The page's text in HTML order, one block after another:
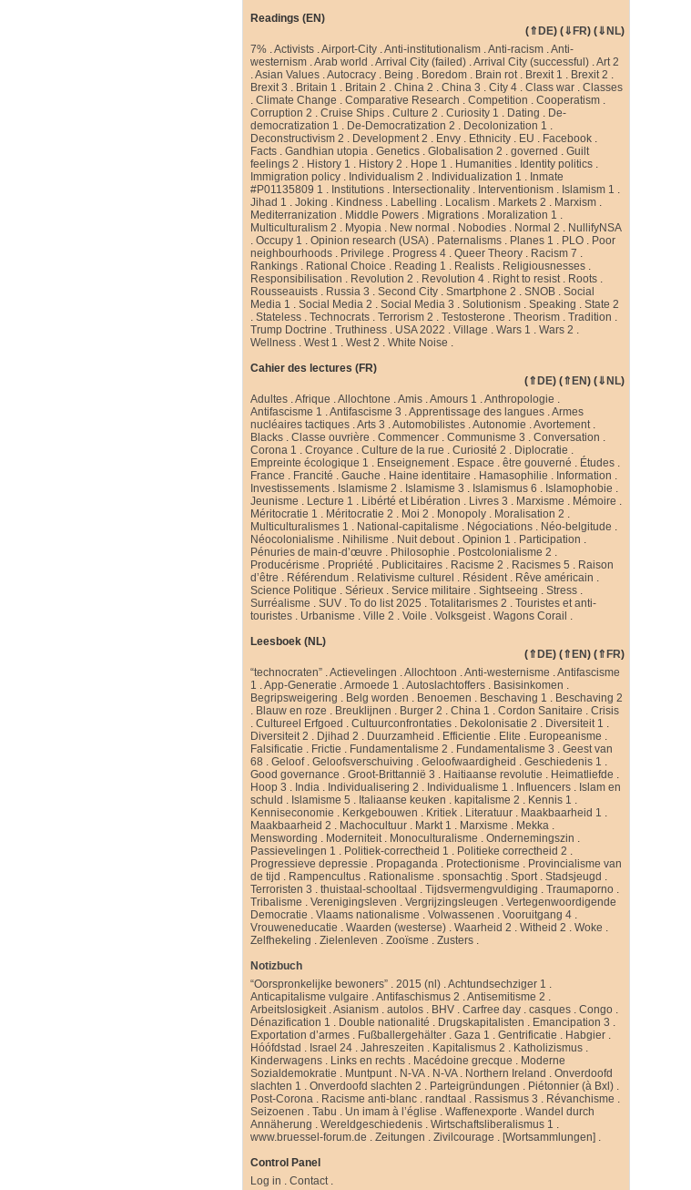
Readings (EN)
(⇑DE) (⇓FR) (⇓NL)
7% .Activists .Airport-City .Anti-institutionalism .Anti-racism .Anti-
westernism .Arab world .Arrival City (failed) .Arrival City (successful) .Art 2
.Asian Values .Autocracy . Being . Boredom . Brain rot. Brexit 1 . Brexit 2 .
Brexit 3 . Britain 1 . Britain 2 .China 2 .China 3 .City 4 .Class war .Classes
.Climate Change .Comparative Research .Competition .Cooperatism .
Corruption 2 .Cruise Ships .Culture 2 .Curiosity 1 . Dating . De-
democratization 1 . De-Democratization 2 . Decolonization 1 .
Deconstructivism 2 . Development 2 . Envy . Ethnicity . EU . Facebook .
Facts .Gandhian utopia .Genetics .Globalisation 2 .governed .Guilt
feelings 2 . History 1 . History 2 . Hope 1 . Humanities . Identity politics .
Immigration policy . Individualism 2 . Individualization 1 . Inmate
#P01135809 1 . Institutions . Intersectionality . Interventionism . Islamism 1 .
Jihad 1 .Joking . Kindness . Labelling . Localism . Markets 2 . Marxism .
Mediterranization . Middle Powers . Migrations . Moralization 1 .
Multiculturalism 2 . Myopia . New normal . Nobodies . Normal 2 . NullifyNSA
.Occupy 1 .Opinion research (USA) . Paternalisms . Planes 1 . PLO . Poor
neighbourhoods . Privilege . Progress 4 .Queer Theory . Racism 7 .
Rankings . Rational Choice . Reading 1 . Realists . Religiousnesses .
Responsibilisation . Revolution 2 . Revolution 4 . Right to resist. Roots .
Rousseauists . Russia 3 .Second City .Smartphone 2 .SNOB .Social
Media 1 .Social Media 2 .Social Media 3 .Solutionism .Speaking .State 2
.Stateless .Technocrats .Terrorism 2 .Testosterone .Theorism .Tradition .
Trump Doctrine .Truthiness . USA 2022 .Village .Wars 1 .Wars 2 .
Wellness .West 1 .West 2 .White Noise .
Cahier des lectures (FR)
(⇑DE) (⇑EN) (⇓NL)
Adultes .Afrique .Allochtone .Amis .Amours 1 .Anthropologie .
Antifascisme 1 .Antifascisme 3 .Apprentissage des langues .Armes
nucléaires tactiques .Arts 3 .Automobilistes .Autonomie .Avortement.
Blacks .Classe ouvrière .Commencer .Communisme 3 .Conversation .
Corona 1 .Croyance .Culture de la rue .Curiosité 2 . Diplocratie .
Empreinte écologique 1 . Enseignement. Espace .être gouverné . Études .
France . Francité .Gauche . Haine identitaire . Hamasophilie . Information .
Investissements . Islamisme 2 . Islamisme 3 . Islamismus 6 . Islamophobie .
Jeunisme . Lecture 1 . Libérté et Libération . Livres 3 . Marxisme . Mémoire .
Méritocratie 1 . Méritocratie 2 . Moi 2 . Monopoly . Moralisation 2 .
Multiculturalismes 1 . National-capitalisme . Négociations . Néo-belgitude .
Néocolonialisme . Nihilisme . Nuit debout.Opinion 1 . Participation .
Pénuries de main-d’œuvre . Philosophie . Postcolonialisme 2 .
Producérisme . Propriété . Publicitaires . Racisme 2 . Racismes 5 . Raison
d’être . Référendum . Relativisme culturel . Résident. Rêve américain .
Science Politique .Sérieux .Service militaire .Sightseeing .Stress .
Surréalisme .SUV .To do list 2025 .Totalitarismes 2 .Touristes et anti-
touristes . Urbanisme .Ville 2 .Voile .Volksgeist.Wagons Corail .
Leesboek (NL)
(⇑DE) (⇑EN) (⇑FR)
“technocraten” .Actievelingen .Allochtoon .Anti-westernisme .Antifascisme
1 .App-Generatie .Armoede 1 .Autoslachtoffers . Basisinkomen .
Begripsweigering . Belg worden . Benoemen . Beschaving 1 . Beschaving 2
. Blauw en roze . Breuklijnen . Burger 2 .China 1 .Cordon Sanitaire .Crisis
.Cultureel Erfgoed .Cultuurconfrontaties . Dekolonisatie 2 . Diversiteit 1 .
Diversiteit 2 . Djihad 2 . Duurzamheid . Efficientie . Elite . Europeanisme .
Falsificatie . Frictie . Fundamentalisme 2 . Fundamentalisme 3 .Geest van
68 .Geloof.Geloofsverschuiving .Geloofwaardigheid .Geschiedenis 1 .
Good governance .Groot-Brittannië 3 . Haitiaanse revolutie . Heimatliefde .
Hoop 3 . India . Individualisering 2 . Individualisme 1 . Influencers . Islam en
schuld . Islamisme 5 . Italiaanse keuken . kapitalisme 2 . Kennis 1 .
Kenniseconomie . Kerkgebouwen . Kritiek . Literatuur . Maakbaarheid 1 .
Maakbaarheid 2 . Machocultuur . Markt 1 . Marxisme . Mekka .
Menswording . Moderniteit. Monoculturalisme .Ondernemingszin .
Passievelingen 1 . Politiek-correctheid 1 . Politieke correctheid 2 .
Progressieve depressie . Propaganda . Protectionisme . Provincialisme van
de tijd . Rampencultus . Rationalisme .sponsachtig .Sport.Stadsjeugd .
Terroristen 3 .thuistaal-schooltaal .Tijdsvermengvuldiging .Traumaporno .
Tribalisme .Verenigingsleven .Vergrijzingsleugen .Vertegenwoordigende
Democratie .Vlaams nationalisme .Volwassenen .Vooruitgang 4 .
Vrouweneducatie .Waarden (westerse) .Waarheid 2 .Witheid 2 .Woke .
Zelfhekeling .Zielenleven .Zooïsme .Zusters .
Notizbuch
“Oorspronkelijke bewoners” .2015 (nl) .Achtundsechziger 1 .
Anticapitalisme vulgaire .Antifaschismus 2 .Antisemitisme 2 .
Arbeitslosigkeit.Asianism .autolos . BHV .Carfree day .casques .Congo .
Dénazification 1 . Double nationalité . Drugskapitalisten . Emancipation 3 .
Exportation d’armes . Fußballergehälter .Gaza 1 .Gentrificatie . Habgier .
Hóófdstad . Israel 24 .Jahreszeiten . Kapitalismus 2 . Katholizismus .
Kinderwagens . Links en rechts . Macédoine grecque . Moderne
Sozialdemokratie . Muntpunt. N-VA. N-VA. Northern Ireland .Onverdoofd
slachten 1 .Onverdoofd slachten 2 . Parteigründungen . Piétonnier (à Bxl) .
Post-Corona . Racisme anti-blanc .randtaal . Rassismus 3 . Révanchisme .
Seizoenen .Tabu . Un imam à l’église .Waffenexporte .Wandel durch
Annäherung .Wereldgeschiedenis .Wirtschaftsliberalismus 1 .
www.bruessel-forum.de .Zeitungen .Zivilcourage . [Wortsammlungen] .
Control Panel
Log in .Contact.